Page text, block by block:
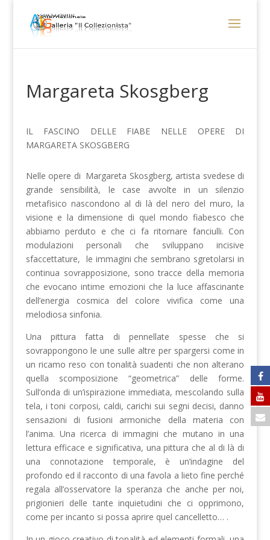
Margareta Skosgberg
IL FASCINO DELLE FIABE NELLE OPERE DI
MARGARETA SKOSGBERG
Nelle opere di Margareta Skosgberg, artista svedese di
grande sensibilità, le case avvolte in un silenzio
metafisico nascondono al di là del nero del muro, la
visione e la dimensione di quel mondo fiabesco che
abbiamo perduto e che ci fa ritornare fanciulli. Con
modulazioni personali che sviluppano incisive
sfaccettature, le immagini che sembrano sgretolarsi in
continua sovrapposizione, sono tracce della memoria
che evocano intime emozioni che la luce affascinante
dell’energia cosmica del colore vivifica come una
melodiosa sinfonia.
Una pittura fatta di pennellate spesse che si
sovrappongono le une sulle altre per spargersi come in
un ricamo reso con tonalità suadenti che non alterano
quella scomposizione “geometrica” delle forme.
Sull’onda di un’ispirazione immediata, mescolando sulla
tela, i toni corposi, caldi, carichi sui segni decisi, danno
sensazioni di fusioni armoniche della materia con
l’anima. Una ricerca di immagini che mutano in una
lettura efficace e significativa, una pittura che al di là di
una connotazione temporale, è un’indagine del
profondo ed il racconto di una favola a lieto fine perché
regala all’osservatore la speranza che anche per noi,
prigionieri delle tante inquietudini che ci opprimono,
come per incanto si possa aprire quel cancelletto… .